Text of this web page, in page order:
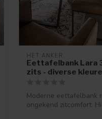
HET ANKER
Eettafelbank Lara
zits - diverse
Moderne eettafelbank
ongekend zitcomfort.